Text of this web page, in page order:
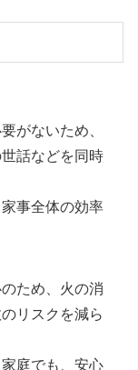
がないため、
話などを同時
事全体の効率
ため、火の消
リスクを減ら
庭でも、安心